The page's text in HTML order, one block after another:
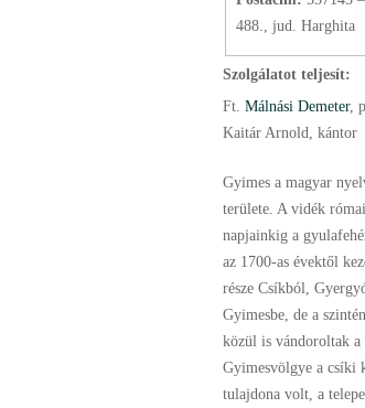
488., jud. Harghita
Szolgálatot teljesít:
Ft. Málnási Demeter,
Kaitár Arnold, kántor
Gyimes a magyar
területe. A vidék
napjainkig a
az 1700-as évektől
része Csíkból,
Gyimesbe, de a
közül is vándoroltak a
Gyimesvölgye a csíki
tulajdona volt, a